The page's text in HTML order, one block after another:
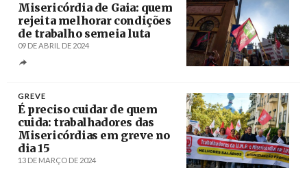
Misericórdia de Gaia: quem
rejeita melhorar condições
de trabalho semeia luta
09 DE ABRIL DE 2024
GREVE
É preciso cuidar de quem
cuida: trabalhadores das
Misericórdias em greve no
dia 15
13 DE MARÇO DE 2024